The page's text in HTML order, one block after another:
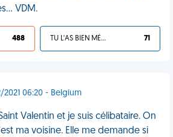
VDM.
488 TU L'AS BIEN MÉRITÉ 71
2021 06:20 - Belgium
Valentin et je suis célibataire. On
ma voisine. Elle me demande si